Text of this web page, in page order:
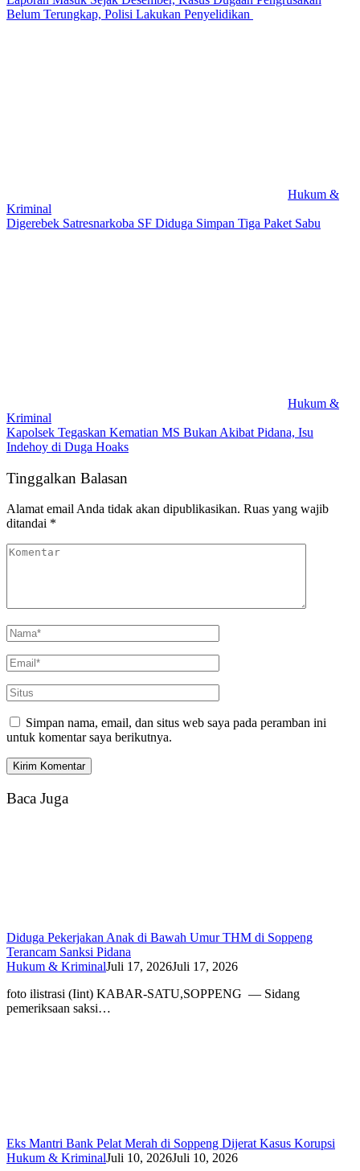
Belum Terungkap, Polisi Lakukan Penyelidikan
Hukum &
Kriminal
Digerebek Satresnarkoba SF Diduga Simpan Tiga Paket Sabu
Hukum &
Kriminal
Kapolsek Tegaskan Kematian MS Bukan Akibat Pidana, Isu
Indehoy di Duga Hoaks
Tinggalkan Balasan
Alamat email Anda tidak akan dipublikasikan. Ruas yang wajib
ditandai *
Simpan nama, email, dan situs web saya pada peramban ini
untuk komentar saya berikutnya.
Baca Juga
Diduga Pekerjakan Anak di Bawah Umur THM di Soppeng
Terancam Sanksi Pidana
Hukum & KriminalJuli 17, 2026Juli 17, 2026
foto ilistrasi (Iint) KABAR-SATU,SOPPENG — Sidang
pemeriksaan saksi…
Eks Mantri Bank Pelat Merah di Soppeng Dijerat Kasus Korupsi
Hukum & KriminalJuli 10, 2026Juli 10, 2026